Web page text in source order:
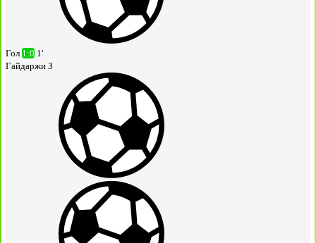
Гол 1:0 1'
Гайдаржи З